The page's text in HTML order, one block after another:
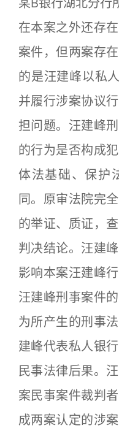
某B银行湖北分行
在本案之外还存
案件，但两案存
的是汪建峰以私
并履行涉案协议
担问题。汪建峰
的行为是否构成
体法基础、保护
同。原审法院完
的举证、质证，
判决结论。汪建
影响本案汪建峰
汪建峰刑事案件
为所产生的刑事
建峰代表私人银
民事法律后果。
案民事案件裁判
成两案认定的涉